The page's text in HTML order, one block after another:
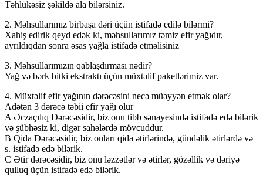
Təhlükəsiz şəkildə ala bilərsiniz.
2. Məhsullarımız birbaşa dəri üçün istifadə edilə bilərmi?
Xahiş edirik qeyd edək ki, məhsullarımız təmiz efir yağıdır,
ayrıldıqdan sonra əsas yağla istifadə etməlisiniz
3. Məhsullarımızın qablaşdırması nədir?
Yağ və bərk bitki ekstraktı üçün müxtəlif paketlərimiz var.
4. Müxtəlif efir yağının dərəcəsini necə müəyyən etmək olar?
Adətən 3 dərəcə təbii efir yağı olur
A Əczaçılıq Dərəcəsidir, biz onu tibb sənayesində istifadə edə bilərik
və şübhəsiz ki, digər sahələrdə mövcuddur.
B Qida Dərəcəsidir, biz onları qida ətirlərində, gündəlik ətirlərdə və
s. istifadə edə bilərik.
C Ətir dərəcəsidir, biz onu ləzzətlər və ətirlər, gözəllik və dəriyə
qulluq üçün istifadə edə bilərik.